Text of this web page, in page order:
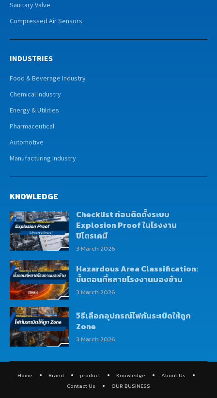
Sanitary Valve
Compressed Air Sensors
INDUSTRIES
Food & Beverage Industry
Chemical Industry
Energy & Utilities
Pharmaceutical
Automotive
Manufacturing Industry
KNOWLEDGE
Checklist ก่อนติดตั้งระบบ
Explosion Proof ในโรงงาน
ปิโตรเคมี
3 March 2026
Hazardous Area Classification:
ขั้นตอนที่หลายโรงงานมองข้าม
3 March 2026
วิธีเลือกอุปกรณ์ไฟกันระเบิดให้ถูก
Zone
3 March 2026
Home Brand product Knowledge
About Us
Contact Us
OUR BUSINESS